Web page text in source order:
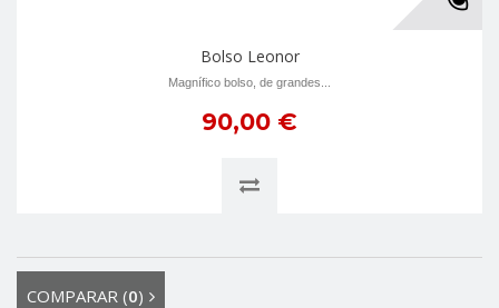
Bolso Leonor
Magnífico bolso, de grandes...
90,00 €
COMPARAR (0)